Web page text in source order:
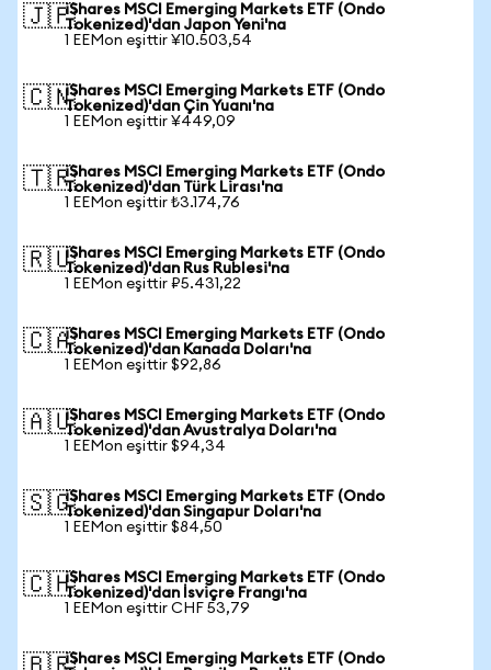
🇯🇵iShares MSCI Emerging Markets ETF (Ondo
Tokenized)'dan Japon Yeni'na
1 EEMon eşittir ¥10.503,54
🇨🇳iShares MSCI Emerging Markets ETF (Ondo
Tokenized)'dan Çin Yuanı'na
1 EEMon eşittir ¥449,09
🇹🇷iShares MSCI Emerging Markets ETF (Ondo
Tokenized)'dan Türk Lirası'na
1 EEMon eşittir ₺3.174,76
🇷🇺iShares MSCI Emerging Markets ETF (Ondo
Tokenized)'dan Rus Rublesi'na
1 EEMon eşittir ₽5.431,22
🇨🇦iShares MSCI Emerging Markets ETF (Ondo
Tokenized)'dan Kanada Doları'na
1 EEMon eşittir $92,86
🇦🇺iShares MSCI Emerging Markets ETF (Ondo
Tokenized)'dan Avustralya Doları'na
1 EEMon eşittir $94,34
🇸🇬iShares MSCI Emerging Markets ETF (Ondo
Tokenized)'dan Singapur Doları'na
1 EEMon eşittir $84,50
🇨🇭iShares MSCI Emerging Markets ETF (Ondo
Tokenized)'dan İsviçre Frangı'na
1 EEMon eşittir CHF 53,79
iShares MSCI Emerging Markets ETF (Ondo